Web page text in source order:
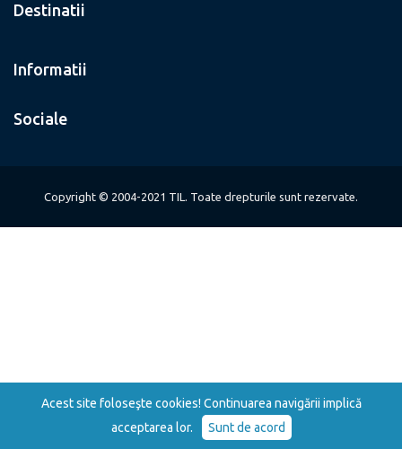
Destinatii
Informatii
Sociale
Copyright © 2004-2021 TIL. Toate drepturile sunt rezervate.
Acest site foloseşte cookies! Continuarea navigării implică
acceptarea lor.
Sunt de acord